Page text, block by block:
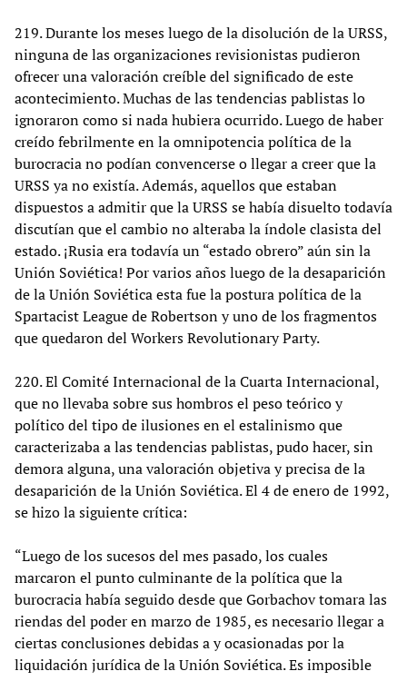
219. Durante los meses luego de la disolución de la URSS,
ninguna de las organizaciones revisionistas pudieron
ofrecer una valoración creíble del significado de este
acontecimiento. Muchas de las tendencias pablistas lo
ignoraron como si nada hubiera ocurrido. Luego de haber
creído febrilmente en la omnipotencia política de la
burocracia no podían convencerse o llegar a creer que la
URSS ya no existía. Además, aquellos que estaban
dispuestos a admitir que la URSS se había disuelto todavía
discutían que el cambio no alteraba la índole clasista del
estado. ¡Rusia era todavía un “estado obrero” aún sin la
Unión Soviética! Por varios años luego de la desaparición
de la Unión Soviética esta fue la postura política de la
Spartacist League de Robertson y uno de los fragmentos
que quedaron del Workers Revolutionary Party.
220. El Comité Internacional de la Cuarta Internacional,
que no llevaba sobre sus hombros el peso teórico y
político del tipo de ilusiones en el estalinismo que
caracterizaba a las tendencias pablistas, pudo hacer, sin
demora alguna, una valoración objetiva y precisa de la
desaparición de la Unión Soviética. El 4 de enero de 1992,
se hizo la siguiente crítica:
“Luego de los sucesos del mes pasado, los cuales
marcaron el punto culminante de la política que la
burocracia había seguido desde que Gorbachov tomara las
riendas del poder en marzo de 1985, es necesario llegar a
ciertas conclusiones debidas a y ocasionadas por la
liquidación jurídica de la Unión Soviética. Es imposible